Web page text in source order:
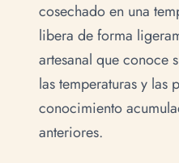
cosechado en una
libera de forma
artesanal que conoce
las temperaturas y las
conocimiento
anteriores.